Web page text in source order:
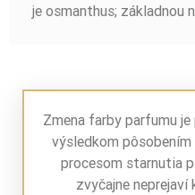
je osmanthus; základnou
Zmena farby parfumu
výsledkom
procesom starnutia
zvyčajne